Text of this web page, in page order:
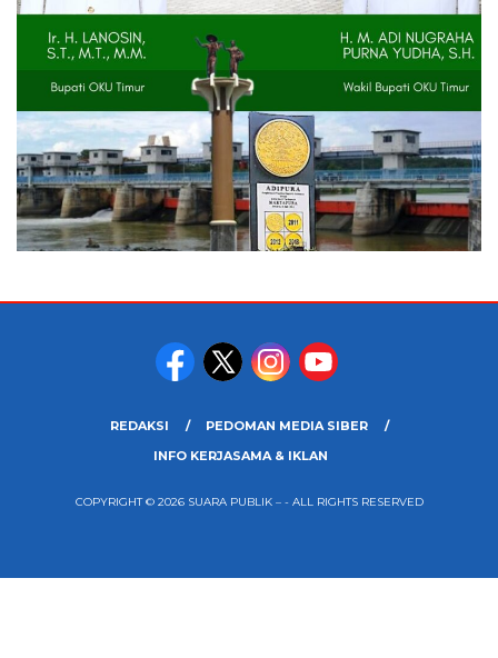
REDAKSI
PEDOMAN MEDIA SIBER
INFO KERJASAMA & IKLAN
COPYRIGHT © 2026 SUARA PUBLIK – - ALL RIGHTS RESERVED